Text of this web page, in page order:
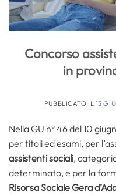
Concorso
in
PUBBLICATO IL 13
Nella GU n° 46 del 10
per titoli ed esami, per
assistenti sociali,
determinato, e per la
Risorsa Sociale Gera